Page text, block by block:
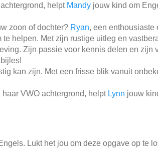
helpt Mandy jouw kind om
zoon of dochter? Ryan, een enthousiaste
helpen. Met zijn rustige uitleg en
Zijn passie voor kennis delen en zijn
kan zijn. Met een frisse blik vanuit
VWO achtergrond, helpt Lynn jouw
Lukt het jou om deze opgave op te